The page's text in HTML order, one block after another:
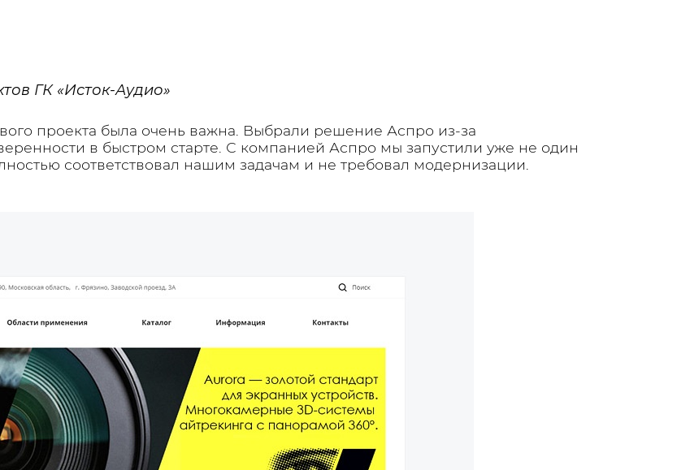
ГК «Исток-Аудио»
проекта была очень важна. Выбрали решение Аспро из-за
в быстром старте. С компанией Аспро мы запустили уже не один
соответствовал нашим задачам и не требовал модернизации.